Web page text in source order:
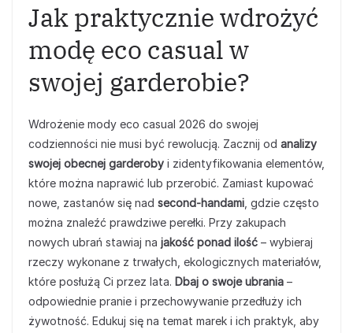
Jak praktycznie wdrożyć
modę eco casual w
swojej garderobie?
Wdrożenie mody eco casual 2026 do swojej
codzienności nie musi być rewolucją. Zacznij od analizy
swojej obecnej garderoby i zidentyfikowania elementów,
które można naprawić lub przerobić. Zamiast kupować
nowe, zastanów się nad second-handami , gdzie często
można znaleźć prawdziwe perełki. Przy zakupach
nowych ubrań stawiaj na jakość ponad ilość – wybieraj
rzeczy wykonane z trwałych, ekologicznych materiałów,
które posłużą Ci przez lata. Dbaj o swoje ubrania –
odpowiednie pranie i przechowywanie przedłuży ich
żywotność. Edukuj się na temat marek i ich praktyk, aby